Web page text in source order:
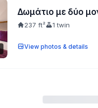
Δωμάτιο με δύο
237 ft² 1 twin
View photos & details